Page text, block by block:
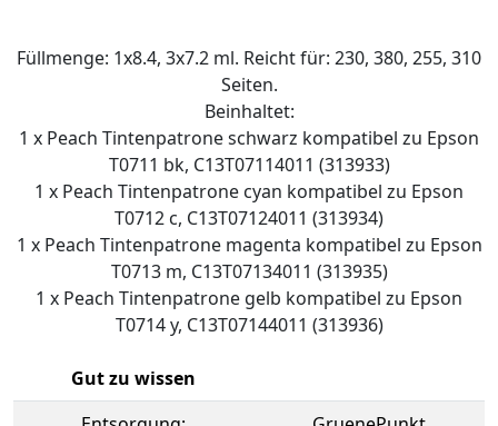
Füllmenge: 1x8.4, 3x7.2 ml. Reicht für: 230, 380, 255, 310
Seiten.
Beinhaltet:
1 x Peach Tintenpatrone schwarz kompatibel zu Epson
T0711 bk, C13T07114011 (313933)
1 x Peach Tintenpatrone cyan kompatibel zu Epson
T0712 c, C13T07124011 (313934)
1 x Peach Tintenpatrone magenta kompatibel zu Epson
T0713 m, C13T07134011 (313935)
1 x Peach Tintenpatrone gelb kompatibel zu Epson
T0714 y, C13T07144011 (313936)
Gut zu wissen